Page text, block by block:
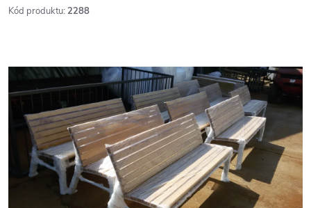
Kód produktu: 2288